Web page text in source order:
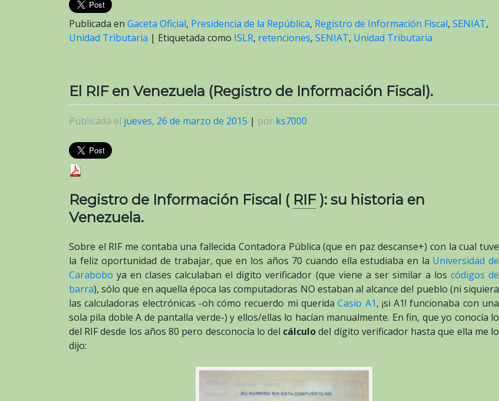
Publicada en Gaceta Oficial, Presidencia de la República, Registro de Información Fiscal, SENIAT,
Unidad Tributaria | Etiquetada como ISLR, retenciones, SENIAT, Unidad Tributaria
El RIF en Venezuela (Registro de Información Fiscal).
Publicada el jueves, 26 de marzo de 2015 | por ks7000
Registro de Información Fiscal ( RIF): su historia en
Venezuela.
Sobre el RIF me contaba una fallecida Contadora Pública (que en paz descanse+) con la cual tuve
la feliz oportunidad de trabajar, que en los años 70 cuando ella estudiaba en la Universidad de
Carabobo ya en clases calculaban el dígito verificador (que viene a ser similar a los códigos de
barra), sólo que en aquella época las computadoras NO estaban al alcance del pueblo (ni siquiera
las calculadoras electrónicas -oh cómo recuerdo mi queridaCasio A1, ¡si A1! funcionaba con una
sola pila doble A de pantalla verde-) y ellos/ellas lo hacían manualmente. En fin, que yo conocía lo
del RIF desde los años 80 pero desconocía lo del cálculodel dígito verificador hasta que ella me lo
dijo: